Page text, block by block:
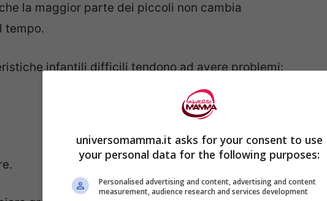
la maggior parte dei piccoli non cambia
tempo.
infantili difficili tendono ad avere problemi:
universomamma.it asks for your consent to use
your personal data for the following purposes:
Personalised advertising and content, advertising and content
measurement, audience research and services development